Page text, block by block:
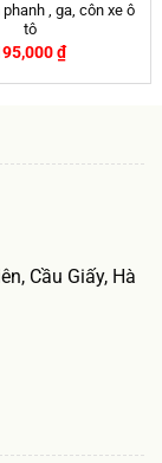
, ga, côn xe ô
tô
₫
Cầu Giấy, Hà